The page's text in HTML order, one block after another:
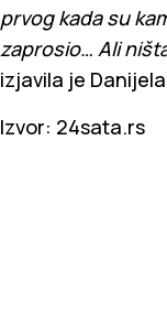
prvog kada su
zaprosio… Ali
izjavila je
Izvor: 24sata.rs